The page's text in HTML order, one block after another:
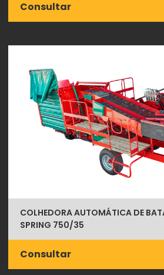
Consultar
COLHEDORA AUTOMÁTICA DE
SPRING 750/35
Consultar